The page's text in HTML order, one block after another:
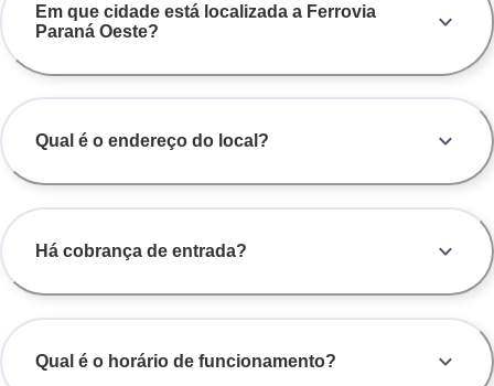
Em que cidade está localizada a Ferrovia
Paraná Oeste?
Qual é o endereço do local?
Há cobrança de entrada?
Qual é o horário de funcionamento?